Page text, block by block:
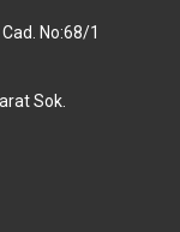
No:68/1
Sok.